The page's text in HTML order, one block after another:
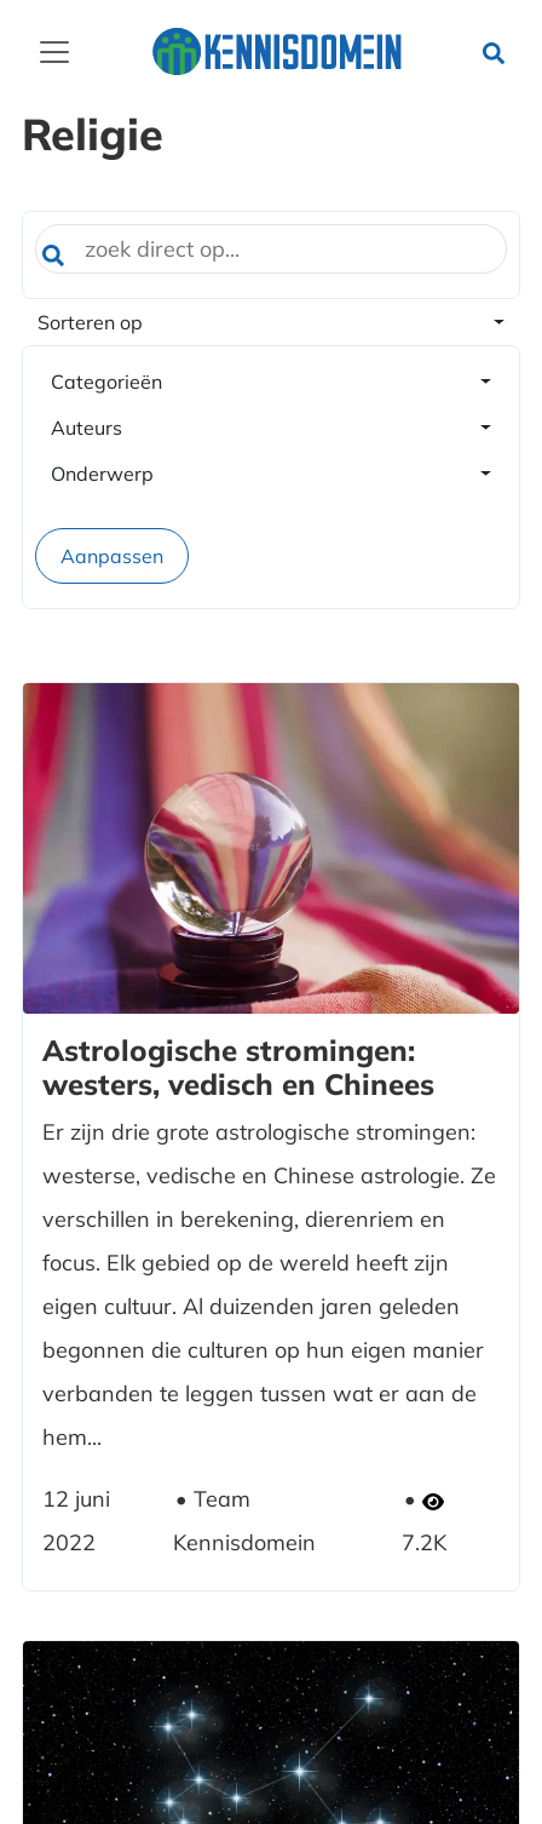
Religie
Astrologische stromingen:
westers, vedisch en Chinees
Er zijn drie grote astrologische stromingen:
westerse, vedische en Chinese astrologie. Ze
verschillen in berekening, dierenriem en
focus. Elk gebied op de wereld heeft zijn
eigen cultuur. Al duizenden jaren geleden
begonnen die culturen op hun eigen manier
verbanden te leggen tussen wat er aan de
hem...
12 juni
2022
Team
Kennisdomein
7.2K
Sorteren op
Categorieën
Auteurs
Onderwerp